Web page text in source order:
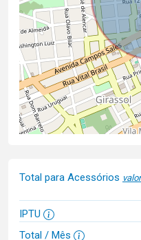
Total para Acessórios
IPTU
Total / Mês